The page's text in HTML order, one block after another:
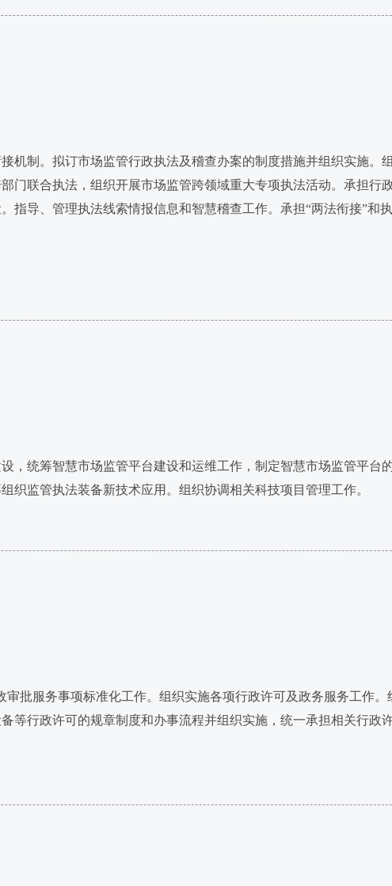
制。拟订市场监管行政执法及稽查办案的制度措施并组织实施。
门联合执法，组织开展市场监管跨领域重大专项执法活动。承担行
指导、管理执法线索情报信息和智慧稽查工作。承担“两法衔接”和
统筹智慧市场监管平台建设和运维工作，制定智慧市场监管平台
织监管执法装备新技术应用。组织协调相关科技项目管理工作。
批服务事项标准化工作。组织实施各项行政许可及政务服务工作。
等行政许可的规章制度和办事流程并组织实施，统一承担相关行政